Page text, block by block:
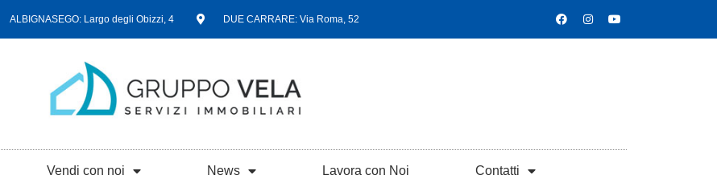
ALBIGNASEGO: Largo degli Obizzi, 4 DUE CARRARE: Via Roma, 52
Vendi con noi News Lavora con Noi Contatti